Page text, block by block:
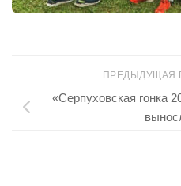
ПРЕДЫДУЩАЯ
«Серпуховская гонка